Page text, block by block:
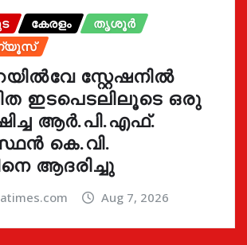
കേരളം
തൃശൂർ
സ്റ്റേഷനിൽ
ഇടപെടലിലൂടെ ഒരു
ആർ.പി.എഫ്.
കെ.വി.
ആദരിച്ചു
Aug 7, 2026